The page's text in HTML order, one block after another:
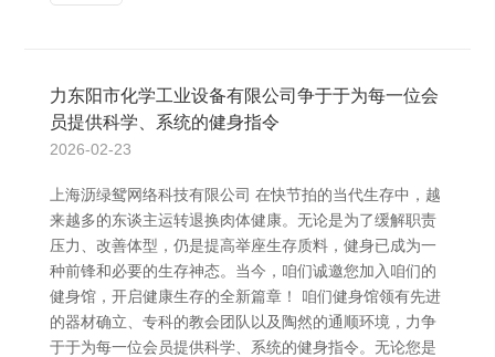
力东阳市化学工业设备有限公司争于于为每一位会
员提供科学、系统的健身指令
2026-02-23
上海沥绿鸳网络科技有限公司 在快节拍的当代生存中，越
来越多的东谈主运转退换肉体健康。无论是为了缓解职责
压力、改善体型，仍是提高举座生存质料，健身已成为一
种前锋和必要的生存神态。当今，咱们诚邀您加入咱们的
健身馆，开启健康生存的全新篇章！ 咱们健身馆领有先进
的器材确立、专科的教会团队以及陶然的通顺环境，力争
于于为每一位会员提供科学、系统的健身指令。无论您是